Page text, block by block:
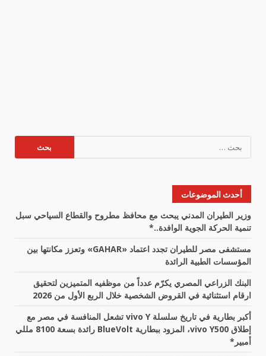
عن:
أحدث الموضوعات
وزير الطيران المدني يبحث مع محافظ مطروح والقطاع السياحي سبل
تنمية الحركة الجوية الوافدة..*
مستشفى مصر للطيران تجدد اعتماد «GAHAR» وتعزز مكانتها بين
المؤسسات الطبية الرائدة
البنك الزراعي المصري يكرّم عدداً من موظفيه المتميزين لتحقيق
ارقام استثنائية في القروض الشخصية خلال الربع الأول من 2026
أكبر بطارية في تاريخ سلسلة vivo Y تشعل المنافسة في مصر مع
إطلاق vivo Y500، المزود ببطارية BlueVolt رائدة بسعة 8100 مللي
أمبير*